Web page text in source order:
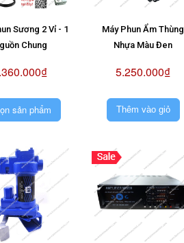
Sương 2 Vỉ - 1
Chung
sản phẩm
Máy Phun Ẩm Thùng
Nhựa Màu Đen
5.250.000₫
Thêm vào giỏ